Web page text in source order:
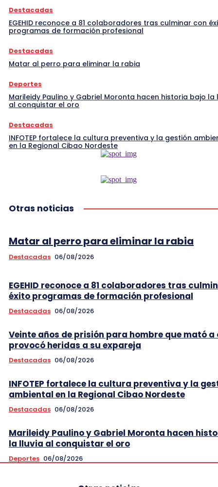
Destacadas
EGEHID reconoce a 81 colaboradores tras culminar con
programas de formación profesional
Destacadas
Matar al perro para eliminar la rabia
Deportes
Marileidy Paulino y Gabriel Moronta hacen historia bajo la
al conquistar el oro
Destacadas
INFOTEP fortalece la cultura preventiva y la gestión
en la Regional Cibao Nordeste
Otras noticias
Matar al perro para eliminar la rabia
Destacadas 06/08/2026
EGEHID reconoce a 81 colaboradores tras
éxito programas de formación profesional
Destacadas 06/08/2026
Veinte años de prisión para hombre que mató a
provocó heridas a su expareja
Destacadas 06/08/2026
INFOTEP fortalece la cultura preventiva y la
ambiental en la Regional Cibao Nordeste
Destacadas 06/08/2026
Marileidy Paulino y Gabriel Moronta hacen
la lluvia al conquistar el oro
Deportes 06/08/2026